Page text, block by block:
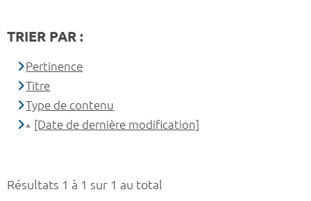
Résultats 1 à 1 sur 1 au total
TRIER PAR :
Pertinence
Titre
Type de contenu
[Date de dernière modification]